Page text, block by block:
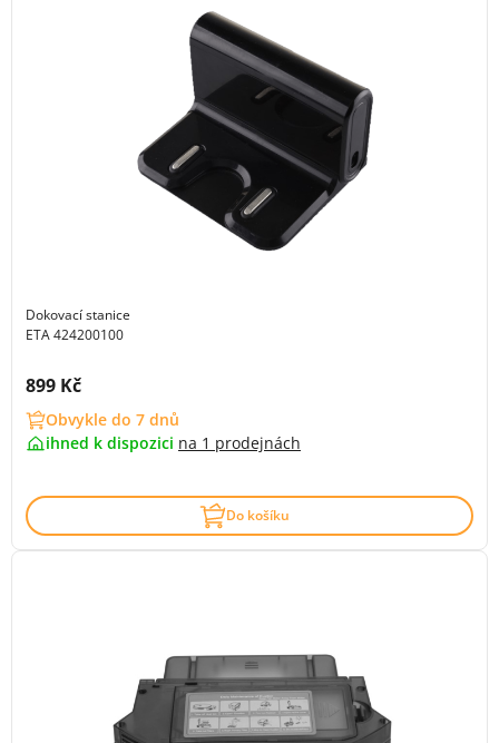
Dokovací stanice
ETA 424200100
Cena s DPH:
899 Kč
Obvykle do 7 dnů
ihned k dispozici na 1 prodejnách
Do košíku